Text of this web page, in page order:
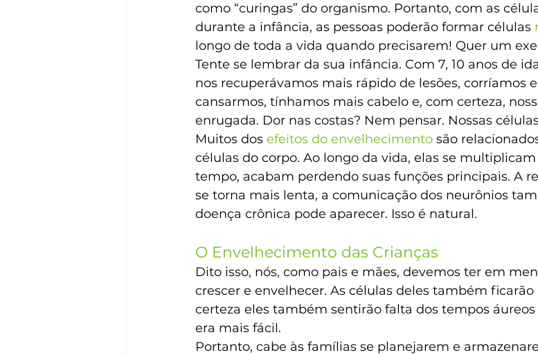
como “curingas” do organismo. Portanto, com as
durante a infância, as pessoas poderão formar células
longo de toda a vida quando precisarem! Quer um
Tente se lembrar da sua infância. Com 7, 10 anos de
nos recuperávamos mais rápido de lesões, corríamos
cansarmos, tínhamos mais cabelo e, com certeza,
enrugada. Dor nas costas? Nem pensar. Nossas
Muitos dos efeitos do envelhecimento são
células do corpo. Ao longo da vida, elas se
tempo, acabam perdendo suas funções principais. A
se torna mais lenta, a comunicação dos neurônios
doença crônica pode aparecer. Isso é natural.
O Envelhecimento das Crianças
Dito isso, nós, como pais e mães, devemos ter em
crescer e envelhecer. As células deles também ficarão
certeza eles também sentirão falta dos tempos
era mais fácil.
Portanto, cabe às famílias se planejarem e